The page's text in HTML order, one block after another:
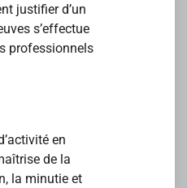
justifier d’un
s’effectue
professionnels
en
de la
la minutie et